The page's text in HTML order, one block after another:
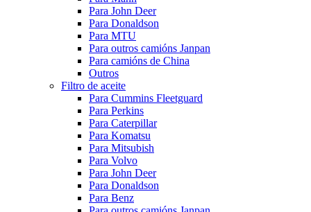
Para John Deer
Para Donaldson
Para MTU
Para outros camións Janpan
Para camións de China
Outros
Filtro de aceite
Para Cummins Fleetguard
Para Perkins
Para Caterpillar
Para Komatsu
Para Mitsubish
Para Volvo
Para John Deer
Para Donaldson
Para Benz